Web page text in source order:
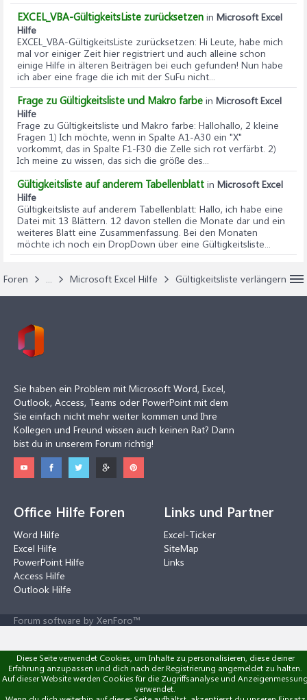
EXCEL_VBA-GültigkeitsListe zurücksetzen in Microsoft Excel
Hilfe
EXCEL_VBA-GültigkeitsListe zurücksetzen: Hi Leute, habe mich
mal vor einiger Zeit hier registriert und auch alleine schon
einige Hilfe in älteren Beiträgen bei euch gefunden! Nun habe
ich aber eine frage die ich mit der SuFu nicht...
Frage zu Gültigkeitsliste und Makro farbe in Microsoft Excel
Hilfe
Frage zu Gültigkeitsliste und Makro farbe: Hallohallo, 2 kleine
Fragen 1) Ich möchte, wenn in Spalte A1-A30 ein "X"
vorkommt, das in Spalte F1-F30 die Zelle sich rot verfärbt. 2)
Ich meine zu wissen, das sich die größe des...
Gültigkeitsliste auf anderem Tabellenblatt in Microsoft Excel
Hilfe
Gültigkeitsliste auf anderem Tabellenblatt: Hallo, ich habe eine
Datei mit 13 Blättern. 12 davon stellen die Monate dar und ein
weiteres Blatt eine Zusammenfassung. Bei den Monaten
möchte ich noch ein DropDown über eine Gültigkeitsliste...
Foren ... Microsoft Excel Hilfe Gültigkeitsliste verlängern
Sie haben ein Problem mit Microsoft Word, Excel,
Outlook, Access, Teams oder PowerPoint mit dem
Sie einfach nicht mehr weiter kommen und Ihre
Kollegen und Freund wissen auch keinen Rat? Dann
bist du in unserem Forum richtig!
Office Hilfe Foren
Word Hilfe
Excel Hilfe
PowerPoint Hilfe
Access Hilfe
Outlook Hilfe
Links und Partner
Excel-Ticker
SiteMap
Links
Forum software by XenForo™
Diese Seite verwendet Cookies, um Inhalte zu personalisieren, diese deiner
Erfahrung anzupassen und dich nach der Registrierung angemeldet zu halten.
Auf dieser Website werden Cookies für die Zugriffsanalyse und
verwendet.